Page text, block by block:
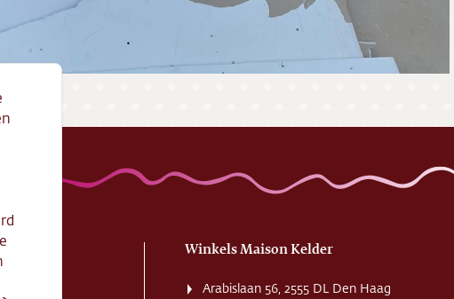
Winkels Maison Kelder
Arabislaan 56, 2555 DL Den Haag